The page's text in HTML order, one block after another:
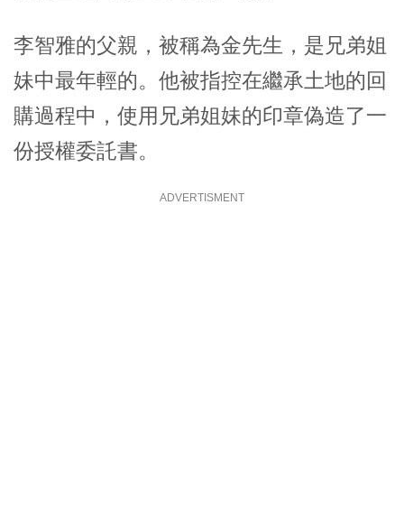
李智雅的父親，被稱為金先生，是兄弟姐
妹中最年輕的。他被指控在繼承土地的回
購過程中，使用兄弟姐妹的印章偽造了一
份授權委託書。
ADVERTISMENT